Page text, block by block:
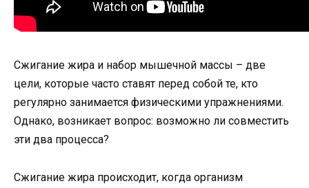
Сжигание жира и набор мышечной массы – две
цели, которые часто ставят перед собой те, кто
регулярно занимается физическими упражнениями.
Однако, возникает вопрос: возможно ли совместить
эти два процесса?
Сжигание жира происходит, когда организм